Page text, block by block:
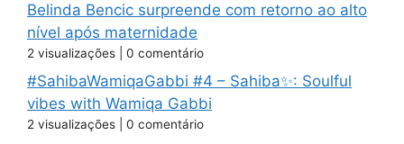
Belinda Bencic surpreende com retorno ao alto
nível após maternidade
2 visualizações 0 comentário
#SahibaWamiqaGabbi #4 – Sahiba✨: Soulful
vibes with Wamiqa Gabbi
2 visualizações 0 comentário